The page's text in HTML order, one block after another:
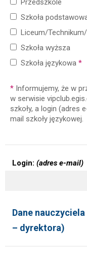
Przedszkole
Szkoła
Liceum/
Szkoła wyższa
Szkoła językowa *
* Informujemy, że w
w serwisie
szkoły, a login (adres
mail szkoły językowej.
Login: (adres e-mail)
Dane
– dyrektora)